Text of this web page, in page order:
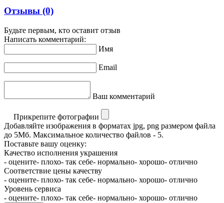
Отзывы (0)
Будьте первым, кто оставит отзыв
Написать комментарий:
Имя
Email
Ваш комментарий
Прикрепите фотографии
Добавляйте изображения в форматах jpg, png размером файла
до 5Мб. Максимальное количество файлов - 5.
Поставьте вашу оценку:
Качество исполнения украшения
- оцените- плохо- так себе- нормально- хорошо- отлично
Соответствие цены качеству
- оцените- плохо- так себе- нормально- хорошо- отлично
Уровень сервиса
- оцените- плохо- так себе- нормально- хорошо- отлично